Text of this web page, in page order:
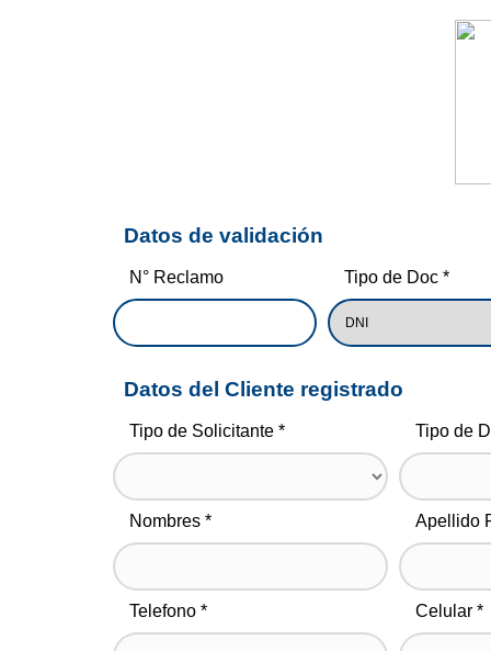
Datos de validación
N° Reclamo Tipo de Doc *
Datos del Cliente registrado
Tipo de Solicitante * Tipo de
Nombres * Apellido
Telefono * Celular *